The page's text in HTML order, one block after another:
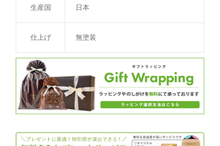
生産国 日本
仕上げ 無塗装